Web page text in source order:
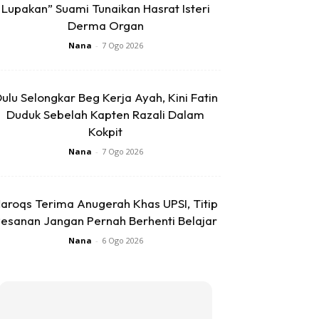
Lupakan” Suami Tunaikan Hasrat Isteri
Derma Organ
Nana - 7 Ogo 2026
Selongkar Beg Kerja Ayah, Kini Fatin
Duduk Sebelah Kapten Razali Dalam
Kokpit
Nana - 7 Ogo 2026
Terima Anugerah Khas UPSI, Titip
Jangan Pernah Berhenti Belajar
Nana - 6 Ogo 2026